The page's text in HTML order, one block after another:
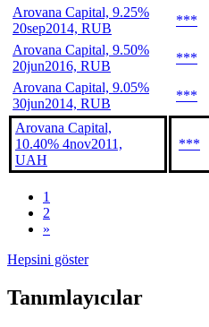
Arovana Capital, 9.25%
20sep2014, RUB
***
Arovana Capital, 9.50%
20jun2016, RUB
***
Arovana Capital, 9.05%
30jun2014, RUB
***
Arovana Capital,
10.40% 4nov2011,
UAH
***
1
2
»
Hepsini göster
Tanımlayıcılar